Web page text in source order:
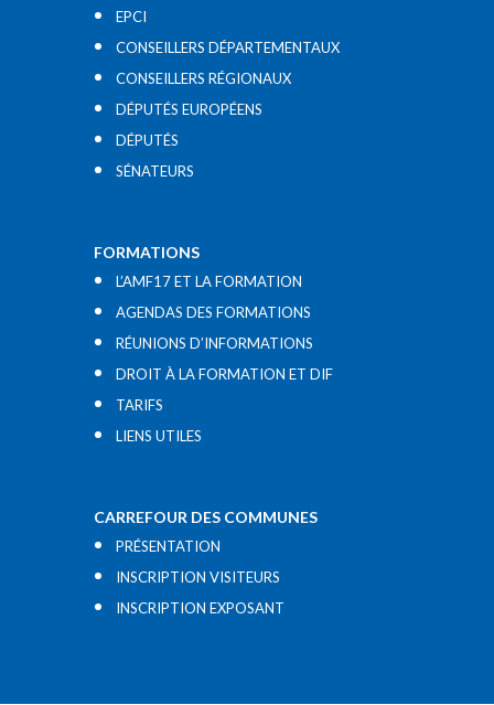
EPCI
CONSEILLERS DÉPARTEMENTAUX
CONSEILLERS RÉGIONAUX
DÉPUTÉS EUROPÉENS
DÉPUTÉS
SÉNATEURS
FORMATIONS
L’AMF17 ET LA FORMATION
AGENDAS DES FORMATIONS
RÉUNIONS D’INFORMATIONS
DROIT À LA FORMATION ET DIF
TARIFS
LIENS UTILES​
CARREFOUR DES COMMUNES
PRÉSENTATION
INSCRIPTION VISITEURS
INSCRIPTION EXPOSANT